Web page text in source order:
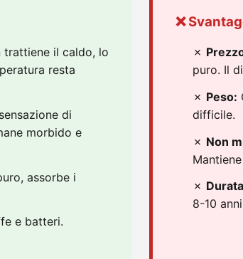
trattiene il caldo, lo
resta
di
morbido e
assorbe i
e batteri.
❌
✗
puro. Il
✗ Peso:
difficile.
✗ Non
✗
8-10